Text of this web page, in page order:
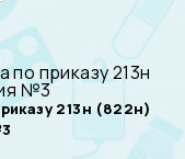
213н (822н)